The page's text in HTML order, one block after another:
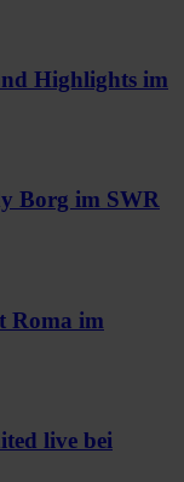
Highlights im
Borg im SWR
Roma im
live bei